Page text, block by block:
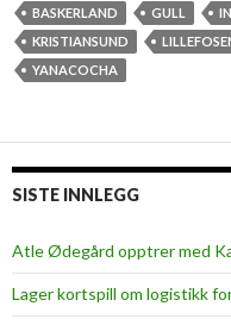
i
s
d
e
BASKERLAND GULL
KRISTIANSUND
YANACOCHA
SISTE INNLEGG
Atle Ødegård opptrer med
Lager kortspill om logistikk